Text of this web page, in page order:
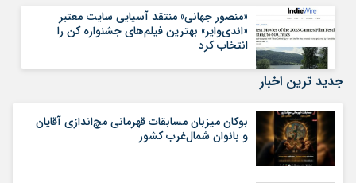
«منصور جهانی» منتقد آسیایی سایت معتبر
«اندی‌وایر» بهترین فیلم‌های جشنواره کن را
انتخاب کرد
جدید ترین اخبار
بوکان میزبان مسابقات قهرمانی مچ‌اندازی آقایان
و بانوان شمال‌غرب کشور